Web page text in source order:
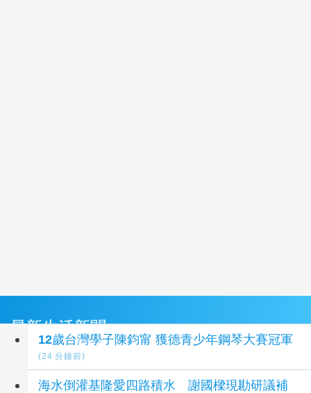
最新生活新聞
12歲台灣學子陳鈞甯 獲德青少年鋼琴大賽冠軍
(24 分鐘前)
海水倒灌基隆愛四路積水 謝國樑現勘研議補